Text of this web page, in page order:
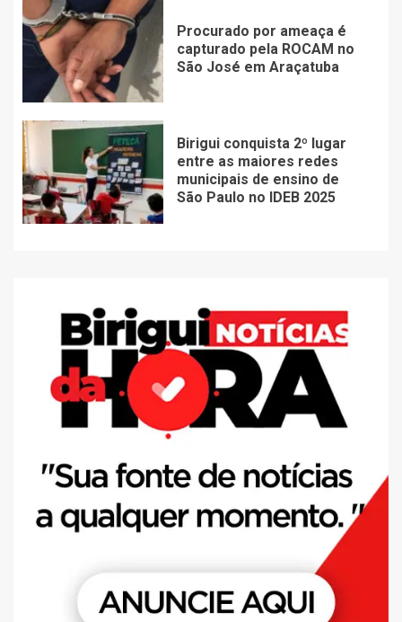
Procurado por ameaça é
capturado pela ROCAM no
São José em Araçatuba
Birigui conquista 2º lugar
entre as maiores redes
municipais de ensino de
São Paulo no IDEB 2025